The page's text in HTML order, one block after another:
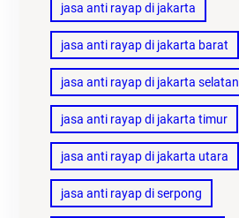
jasa anti rayap di jakarta
jasa anti rayap di jakarta barat
jasa anti rayap di jakarta selatan
jasa anti rayap di jakarta timur
jasa anti rayap di jakarta utara
jasa anti rayap di serpong